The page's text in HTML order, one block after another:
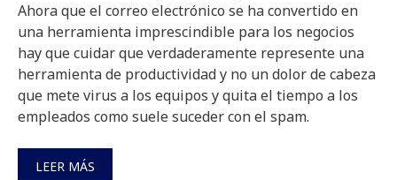
Ahora que el correo electrónico se ha convertido en
una herramienta imprescindible para los negocios
hay que cuidar que verdaderamente represente una
herramienta de productividad y no un dolor de cabeza
que mete virus a los equipos y quita el tiempo a los
empleados como suele suceder con el spam.
LEER MÁS